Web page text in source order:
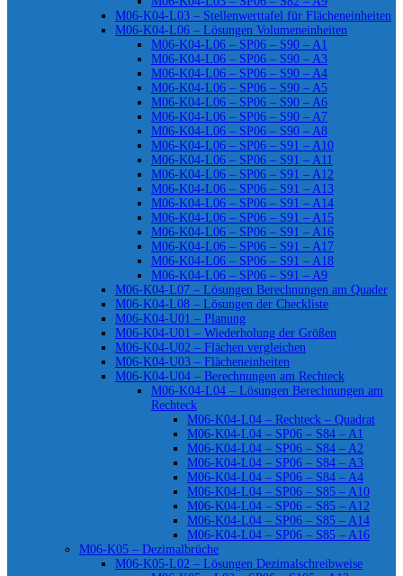
M06-K04-L03 – Stellenwerttafel für Flächeneinheiten
M06-K04-L06 – Lösungen Volumeneinheiten
M06-K04-L06 – SP06 – S90 – A1
M06-K04-L06 – SP06 – S90 – A3
M06-K04-L06 – SP06 – S90 – A4
M06-K04-L06 – SP06 – S90 – A5
M06-K04-L06 – SP06 – S90 – A6
M06-K04-L06 – SP06 – S90 – A7
M06-K04-L06 – SP06 – S90 – A8
M06-K04-L06 – SP06 – S91 – A10
M06-K04-L06 – SP06 – S91 – A11
M06-K04-L06 – SP06 – S91 – A12
M06-K04-L06 – SP06 – S91 – A13
M06-K04-L06 – SP06 – S91 – A14
M06-K04-L06 – SP06 – S91 – A15
M06-K04-L06 – SP06 – S91 – A16
M06-K04-L06 – SP06 – S91 – A17
M06-K04-L06 – SP06 – S91 – A18
M06-K04-L06 – SP06 – S91 – A9
M06-K04-L07 – Lösungen Berechnungen am Quader
M06-K04-L08 – Lösungen der Checkliste
M06-K04-U01 – Planung
M06-K04-U01 – Wiederholung der Größen
M06-K04-U02 – Flächen vergleichen
M06-K04-U03 – Flächeneinheiten
M06-K04-U04 – Berechnungen am Rechteck
M06-K04-L04 – Lösungen Berechnungen am
Rechteck
M06-K04-L04 – Rechteck – Quadrat
M06-K04-L04 – SP06 – S84 – A1
M06-K04-L04 – SP06 – S84 – A2
M06-K04-L04 – SP06 – S84 – A3
M06-K04-L04 – SP06 – S84 – A4
M06-K04-L04 – SP06 – S85 – A10
M06-K04-L04 – SP06 – S85 – A12
M06-K04-L04 – SP06 – S85 – A14
M06-K04-L04 – SP06 – S85 – A16
M06-K05 – Dezimalbrüche
M06-K05-L02 – Lösungen Dezimalschreibweise